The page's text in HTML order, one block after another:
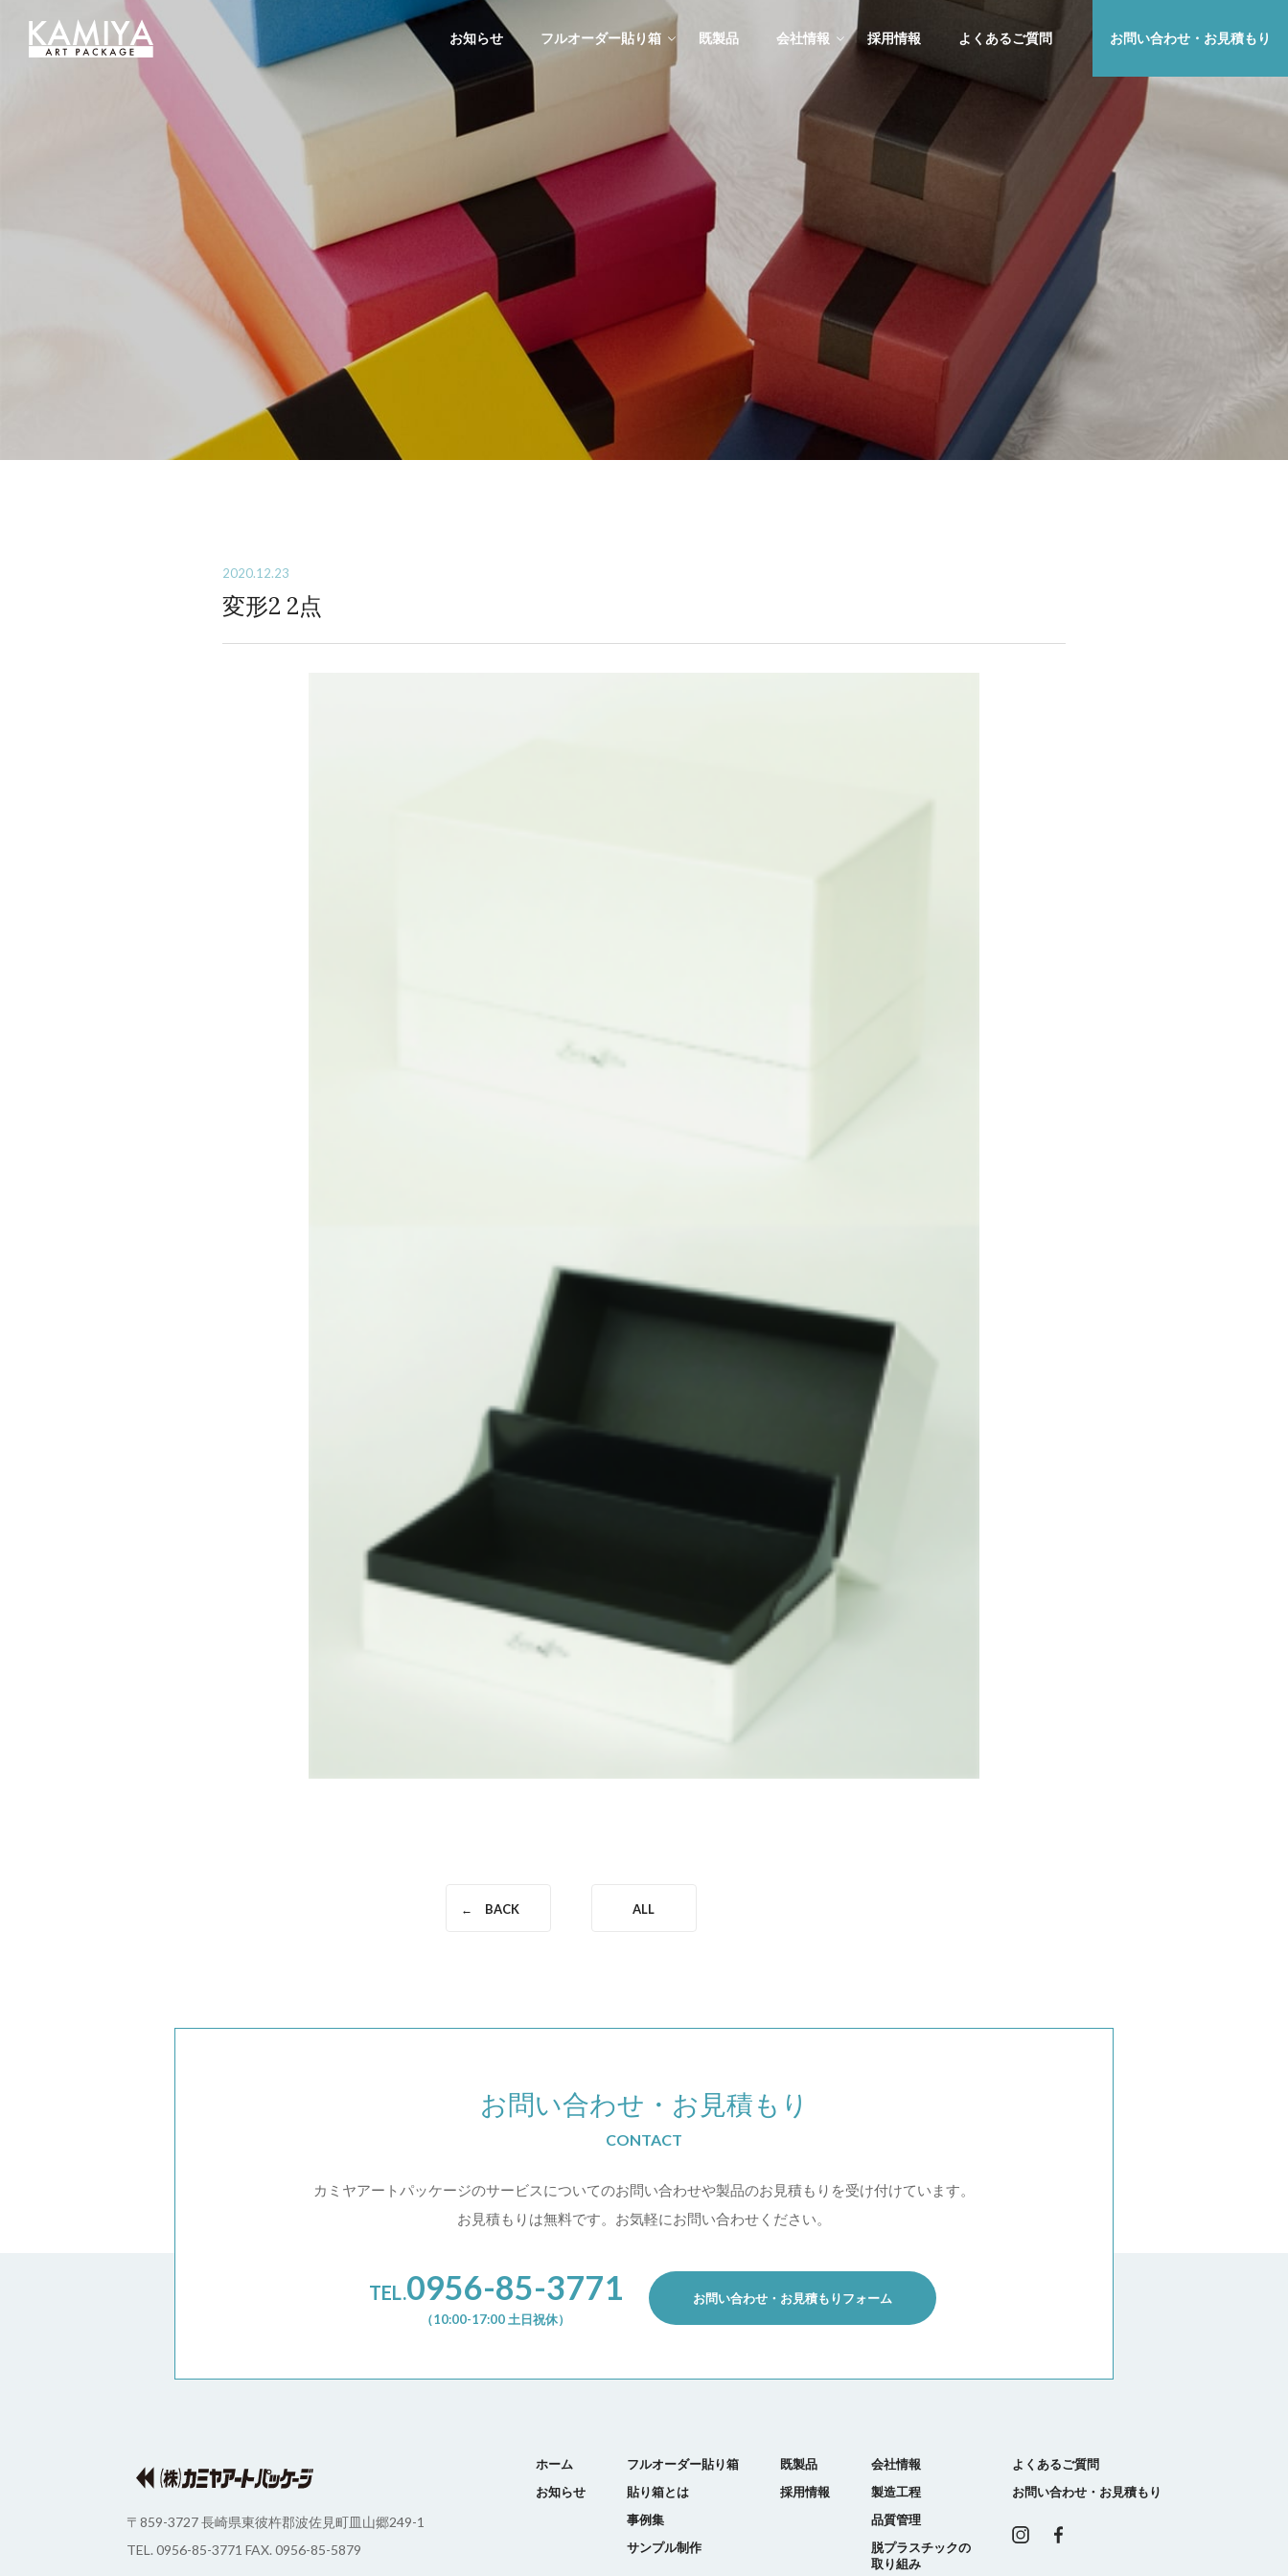
お知らせ フルオーダー貼り箱 既製品 会社情報 採用情報 よくあるご質問 お問い合わせ・お見積もり
2020.12.23
変形2 2点
BACK ALL
お問い合わせ ・ お見積もり
CONTACT
カミヤアートパッケージのサービスについてのお問い合わせや製品のお見積もりを受け付けています。
お見積もりは無料です。お気軽にお問い合わせください。
TEL.0956-85-3771
（10:00-17:00 土日祝休）
お問い合わせ・お見積もりフォーム
〒859-3727長崎県東彼杵郡波佐見町皿山郷249-1
TEL. 0956-85-3771 FAX. 0956-85-5879
ホーム
お知らせ
フルオーダー貼り箱
貼り箱とは
事例集
サンプル制作
既製品
採用情報
会社情報
製造工程
品質管理
脱プラスチックの
取り組み
よくあるご質問
お問い合わせ・お見積もり